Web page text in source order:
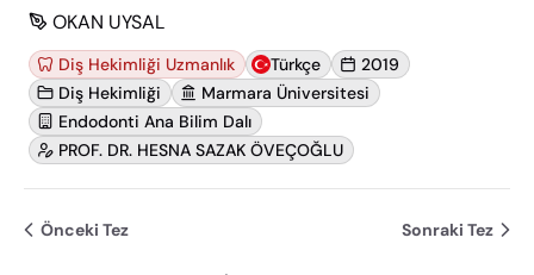
OKAN UYSAL
Diş Hekimliği Uzmanlık Türkçe
2019
Diş Hekimliği
Marmara Üniversitesi
Endodonti Ana Bilim Dalı
PROF. DR. HESNA SAZAK ÖVEÇOĞLU
Önceki Tez Sonraki Tez